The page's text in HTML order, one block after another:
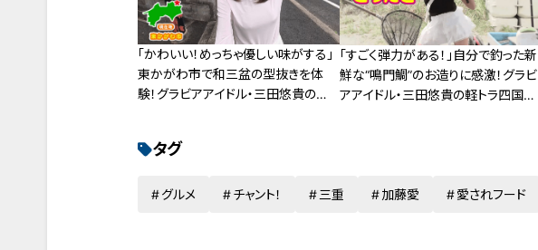
「かわいい！めっちゃ優しい味がする」
東かがわ市で和三盆の型抜きを体
験！グラビアアイドル・三田悠貴の軽ト
「すごく弾力がある！」自分で釣った新
鮮な“鳴門鯛”のお造りに感激！グラビ
アアイドル・三田悠貴の軽トラ四国一
タグ
グルメ チャント！ 三重 加藤愛 愛されフード